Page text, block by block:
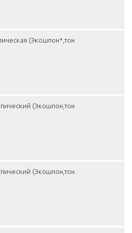
(Экошпон*,тон
(Экошпон,тон
(Экошпон,тон